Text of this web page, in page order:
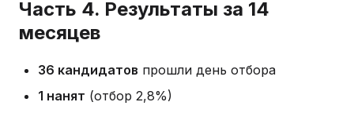
Часть 4. Результаты за 14
месяцев
36 кандидатов прошли день отбора
1 нанят (отбор 2,8%)